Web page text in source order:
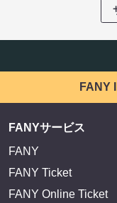
FANY
FANYサービス
FANY
FANY Ticket
FANY Online Ticket